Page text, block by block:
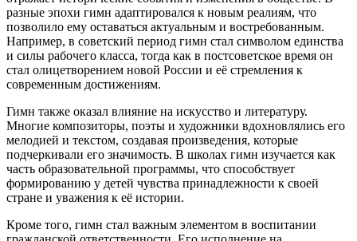
разные эпохи гимн адаптировался к новым реалиям, что
позволило ему оставаться актуальным и востребованным.
Например, в советский период гимн стал символом единства
и силы рабочего класса, тогда как в постсоветское время он
стал олицетворением новой России и её стремления к
современным достижениям.
Гимн также оказал влияние на искусство и литературу.
Многие композиторы, поэты и художники вдохновлялись его
мелодией и текстом, создавая произведения, которые
подчеркивали его значимость. В школах гимн изучается как
часть образовательной программы, что способствует
формированию у детей чувства принадлежности к своей
стране и уважения к её истории.
Кроме того, гимн стал важным элементом в воспитании